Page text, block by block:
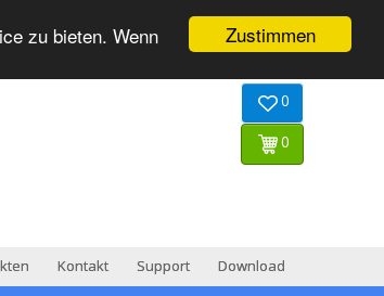
Zustimmen
zu bieten. Wenn
0
0
Kontakt Support Download